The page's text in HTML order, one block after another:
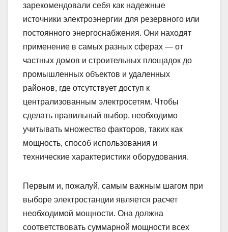
зарекомендовали себя как надежные
источники электроэнергии для резервного или
постоянного энергоснабжения. Они находят
применение в самых разных сферах — от
частных домов и строительных площадок до
промышленных объектов и удаленных
районов, где отсутствует доступ к
централизованным электросетям. Чтобы
сделать правильный выбор, необходимо
учитывать множество факторов, таких как
мощность, способ использования и
технические характеристики оборудования.
Первым и, пожалуй, самым важным шагом при
выборе электростанции является расчет
необходимой мощности. Она должна
соответствовать суммарной мощности всех